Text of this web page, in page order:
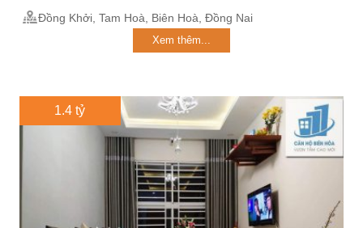
Đồng Khởi, Tam Hoà, Biên Hoà, Đồng Nai
Xem thêm...
1.4 tỷ